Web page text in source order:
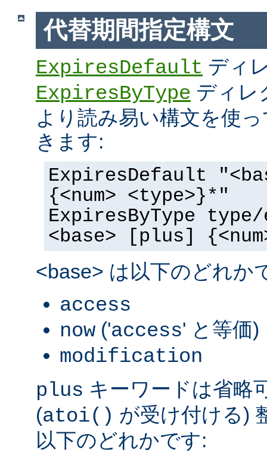
代替期間指定構文
ExpiresDefault ディ
ExpiresByType ディレ
より読み易い構文を使
きます:
ExpiresDefault
{<num> <type>}*"
ExpiresByType
<base> [plus]
<base> は以下のどれか
access
now ('access' と等価)
modification
plus キーワードは省略
(atoi() が受け付ける)
以下のどれかです: